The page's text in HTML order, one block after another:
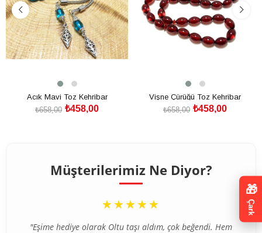
Acık Mavi Toz Kehribar
₺458,00
₺658,00
Vişne Çürüğü Toz Kehribar
₺458,00
₺658,00
Müşterilerimiz Ne Diyor?
“
★★★★★
"Eşime hediye olarak Oltu taşı aldım, çok beğendi. Hem
🎁
Çark